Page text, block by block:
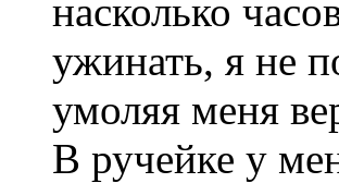
насколько
ужинать, я не
умоляя меня
В ручейке у